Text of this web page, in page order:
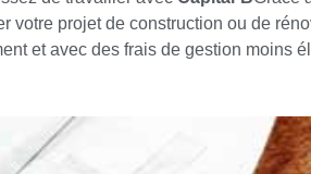
votre projet de construction ou de
et avec des frais de gestion moins